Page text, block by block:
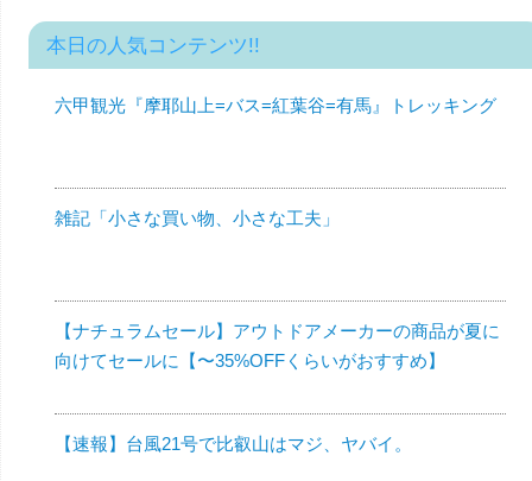
本日の人気コンテンツ!!
六甲観光『摩耶山上=バス=紅葉谷=有馬』トレッキング
雑記「小さな買い物、小さな工夫」
【ナチュラムセール】アウトドアメーカーの商品が夏に
向けてセールに【〜35%OFFくらいがおすすめ】
【速報】台風21号で比叡山はマジ、ヤバイ。